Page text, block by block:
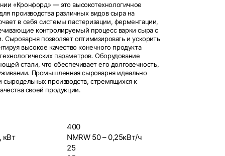
«Кронфорд» — это высокотехнологичное
производства различных видов сыра на
в себя системы пастеризации, ферментации,
контролируемый процесс варки сыра с
Сыроварня позволяет оптимизировать и ускорить
высокое качество конечного продукта
параметров. Оборудование
стали, что обеспечивает его долговечность,
Промышленная сыроварня идеально
сыродельных производств, стремящихся к
своей продукции.
400
кВт
NMRW 50 – 0,25кВт/ч
25